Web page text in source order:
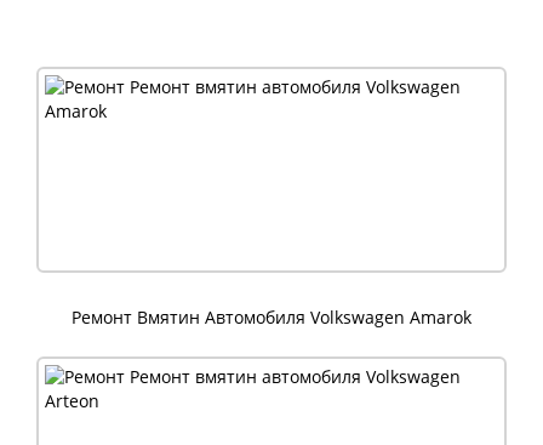
Ремонт Вмятин Автомобиля Volkswagen Amarok